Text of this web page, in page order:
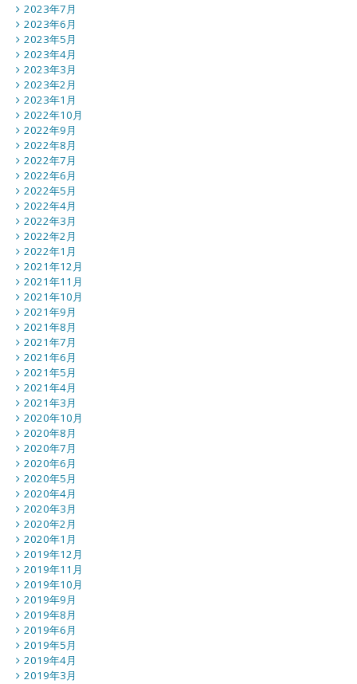
2023年7月
2023年6月
2023年5月
2023年4月
2023年3月
2023年2月
2023年1月
2022年10月
2022年9月
2022年8月
2022年7月
2022年6月
2022年5月
2022年4月
2022年3月
2022年2月
2022年1月
2021年12月
2021年11月
2021年10月
2021年9月
2021年8月
2021年7月
2021年6月
2021年5月
2021年4月
2021年3月
2020年10月
2020年8月
2020年7月
2020年6月
2020年5月
2020年4月
2020年3月
2020年2月
2020年1月
2019年12月
2019年11月
2019年10月
2019年9月
2019年8月
2019年6月
2019年5月
2019年4月
2019年3月